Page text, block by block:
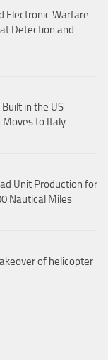
Electronic Warfare
Detection and
in the US
Moves to Italy
Unit Production for
Nautical Miles
of helicopter